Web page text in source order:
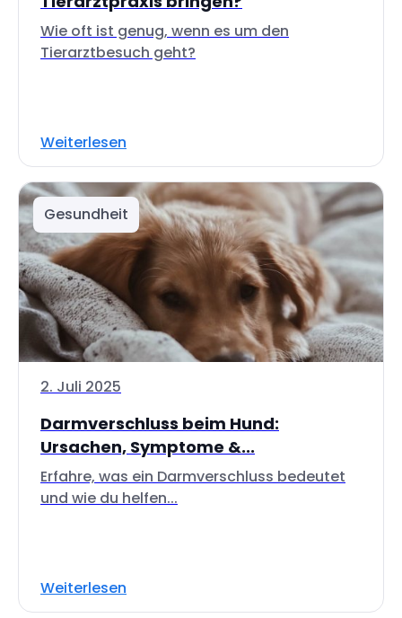
Wie oft ist genug, wenn es um den
Tierarztbesuch geht?
Weiterlesen
Gesundheit
2. Juli 2025
Darmverschluss beim Hund:
Ursachen, Symptome &...
Erfahre, was ein Darmverschluss bedeutet
und wie du helfen...
Weiterlesen